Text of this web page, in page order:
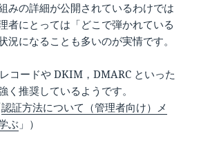
みの詳細が公開されているわけでは
者にとっては「どこで弾かれている
況になることも多いのが実情です。
コードや DKIM，DMARC といった
く推奨しているようです。
認証方法について（管理者向け）メ
ぶ 」）